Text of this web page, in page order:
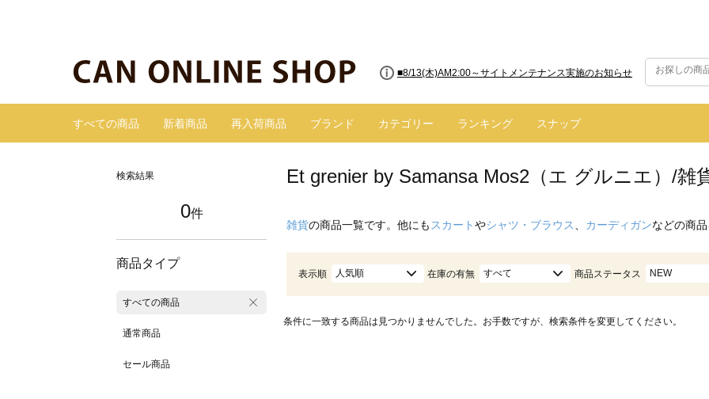
■8/13(木)AM2:00～サイトメンテナンス実施のお知らせ
すべての商品 新着商品 再入荷商品 ブランド カテゴリー ランキング スナップ
検索結果
0件
商品タイプ
すべての商品
通常商品
セール商品
Et grenier by Samansa Mos2（エ グルニエ）/雑
雑貨の商品一覧です。他にも スカートやシャツ・ブラウス カーディガンなどの商
表示順 人気順 在庫の有無 すべて 商品ステータス NEW
条件に一致する商品は見つかりませんでした。お手数ですが、検索条件を変更してください。